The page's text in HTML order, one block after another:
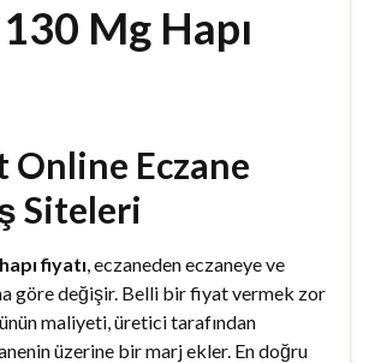
Mg Hapı
Online Eczane
Siteleri
fiyatı, eczaneden eczaneye ve
göre değişir. Belli bir fiyat vermek zor
maliyeti, üretici tarafından
üzerine bir marj ekler. En doğru